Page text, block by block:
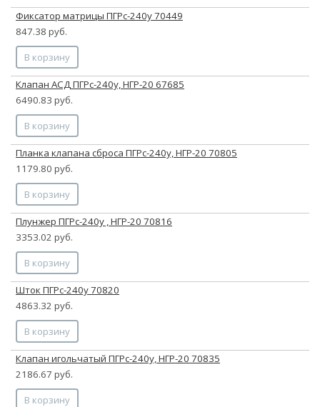
Фиксатор матрицы ПГРс-240у 70449
847.38 руб.
В корзину
Клапан АСД ПГРс-240у, НГР-20 67685
6490.83 руб.
В корзину
Планка клапана сброса ПГРс-240у, НГР-20 70805
1179.80 руб.
В корзину
Плунжер ПГРс-240у , НГР-20 70816
3353.02 руб.
В корзину
Шток ПГРс-240у 70820
4863.32 руб.
В корзину
Клапан игольчатый ПГРс-240у, НГР-20 70835
2186.67 руб.
В корзину